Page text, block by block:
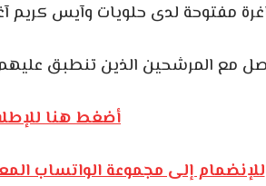
مفتوحة لدى حلويات وآيس كريم
مع المرشحين الذين تنطبق
أضغط هنا
للإنضمام إلى مجموعة الواتساب